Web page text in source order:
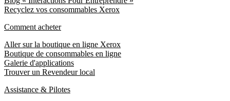
Recyclez vos consommables Xerox
Comment acheter
Aller sur la boutique en ligne Xerox
Boutique de consommables en ligne
Galerie d'applications
Trouver un Revendeur local
Assistance & Pilotes